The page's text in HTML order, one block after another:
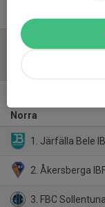
Norra
1. Järfälla Bele
2. Åkersberga
3. FBC